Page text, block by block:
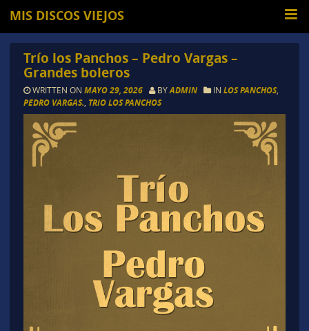
MIS DISCOS VIEJOS
Trío los Panchos – Pedro Vargas –
Grandes boleros
WRITTEN ON MAYO 29, 2026 BYADMIN IN LOS PANCHOS,
PEDRO VARGAS. TRIO LOS PANCHOS